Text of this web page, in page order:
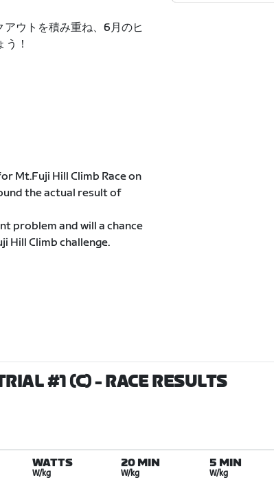
ウトを積み重ね、6月のヒ
！
Mt.Fuji Hill Climb Race on
the actual result of
problem and will a chance
Hill Climb challenge.
#1 (C)- RACE RESULTS
WATTS
W/kg
20 MIN
W/kg
5 MIN
W/kg